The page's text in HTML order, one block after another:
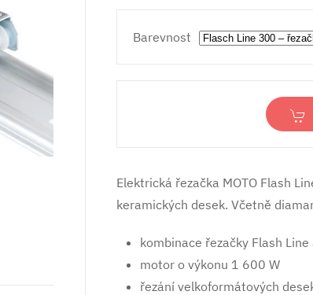
Barevnost
Elektrická řezačka MOTO Flash
keramických desek. Včetně
kombinace řezačky Flash
motor o výkonu 1 600 W
řezání velkoformátových